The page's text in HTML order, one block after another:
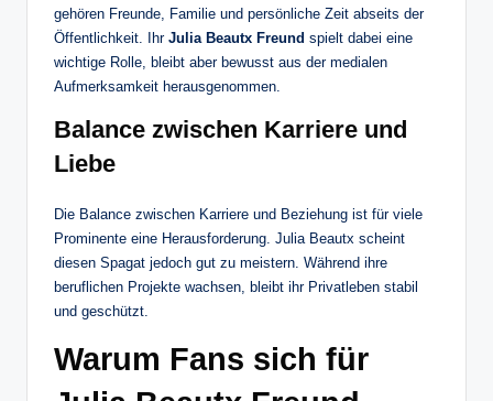
gehören Freunde, Familie und persönliche Zeit abseits der
Öffentlichkeit. Ihr Julia Beautx Freund spielt dabei eine
wichtige Rolle, bleibt aber bewusst aus der medialen
Aufmerksamkeit herausgenommen.
Balance zwischen Karriere und
Liebe
Die Balance zwischen Karriere und Beziehung ist für viele
Prominente eine Herausforderung. Julia Beautx scheint
diesen Spagat jedoch gut zu meistern. Während ihre
beruflichen Projekte wachsen, bleibt ihr Privatleben stabil
und geschützt.
Warum Fans sich für